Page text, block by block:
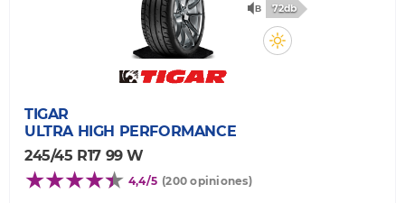
72db
TIGAR
ULTRA HIGH PERFORMANCE
245/45 R17 99 W
4,4/5 (200 opiniones)